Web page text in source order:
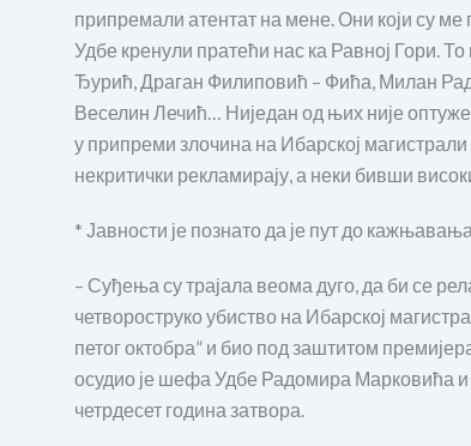
припремали атентат на мене. Они који су ме
Удбе кренули пратећи нас ка Равној Гори.
Ђурић, Драган Филиповић – Фића, Милан
Веселин Лечић… Ниједан од њих није
у припреми злочина на Ибарској
некритички рекламирају, а неки бивши
* Јавности је познато да је пут до
– Суђења су трајала веома дуго, да би се
четвороструко убиство на Ибарској
петог октобра” и био под заштитом
осудио је шефа Удбе Радомира Марковића
четрдесет година затвора.